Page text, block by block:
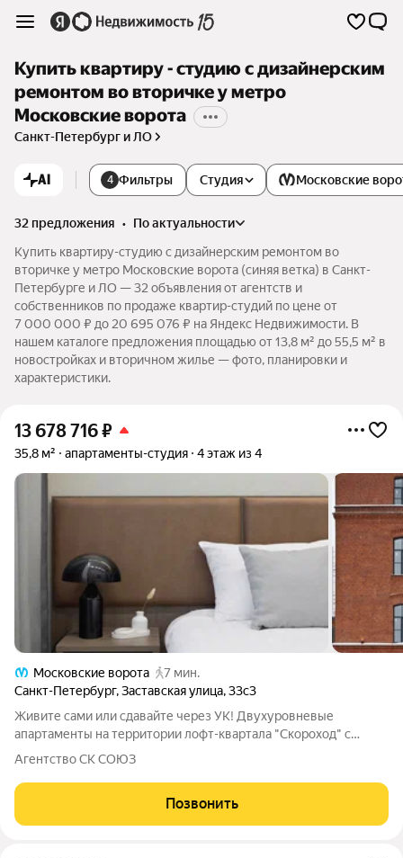
Купить квартиру - студию с дизайнерским
ремонтом во вторичке у метро
Московские ворота
Санкт-Петербург и ЛО
AI 4 Фильтры Студия Московские
32 предложения •
по актуальности
Купить квартиру-студию с дизайнерским ремонтом во
вторичке у метро Московские ворота (синяя ветка) в Санкт-
Петербурге и ЛО — 32 объявления от агентств и
собственников по продаже квартир-студий по цене от
7 000 000 ₽ до 20 695 076 ₽ на Яндекс Недвижимости. В
нашем каталоге предложения площадью от 13,8 м² до 55,5 м² в
новостройках и вторичном жилье — фото, планировки и
характеристики.
13 678 716₽
35,8 м² апартаменты-студия 4 этаж из 4
Московские ворота
7 мин.
Санкт-Петербург,Заставская улица,33с3
Живите сами или сдавайте через УК! Двухуровневые
апартаменты на территории лофт-квартала "Скороход" с
профессиональным управлением от УК МТЛ. Прямая продажа
инвестиционный номер в апарт-отеле уровня
Агентство СК СОЮЗ
Позвонить